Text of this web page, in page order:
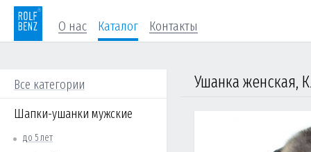
О нас Каталог Контакты
Все категории
Шапки-ушанки мужские
до 5 лет
Ушанка женская,